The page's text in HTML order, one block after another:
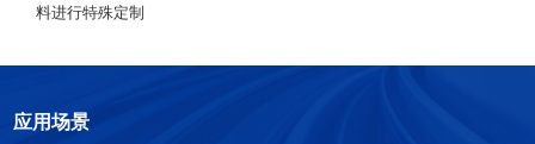
料进行特殊定制
应用场景